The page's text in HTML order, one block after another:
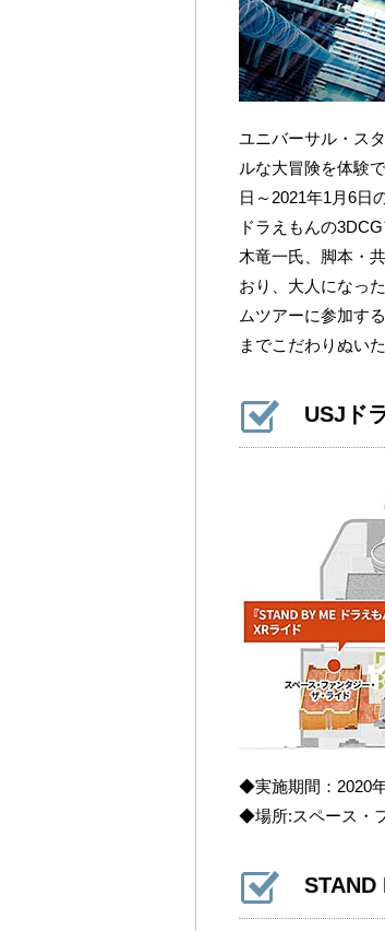
ユニバーサル・ス
ルな大冒険を体験
日～2021年1月6日
ドラえもんの
木竜一氏、脚本・
おり、大人になっ
ムツアーに参加す
までこだわりぬい
USJド
◆実施期間：2020
◆場所:スペース・
STAND